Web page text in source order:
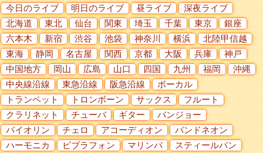
今日のライブ 明日のライブ 昼ライブ
深夜ライブ
北海道
東北 仙台 関東 埼玉 千葉 東京
銀座
六本木
新宿 渋谷 池袋 神奈川 横浜
北陸甲信越
東海
静岡 名古屋 関西 京都 大阪 兵庫
神戸
中国地方
岡山 広島 山口 四国 九州 福岡
沖縄
中央線沿線
東急沿線 阪急沿線
ボーカル
トランペット
トロンボーン サックス
フルート
クラリネット
チューバ ギター
バンジョー
バイオリン
チェロ アコーディオン
バンドネオン
ハーモニカ
ビブラフォン マリンバ
スティールパン